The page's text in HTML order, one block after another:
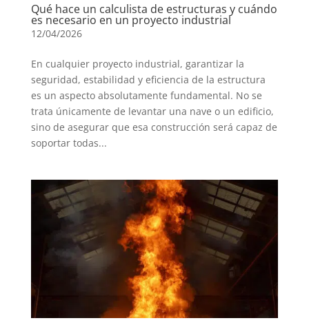
Qué hace un calculista de estructuras y cuándo
es necesario en un proyecto industrial
12/04/2026
En cualquier proyecto industrial, garantizar la
seguridad, estabilidad y eficiencia de la estructura
es un aspecto absolutamente fundamental. No se
trata únicamente de levantar una nave o un edificio,
sino de asegurar que esa construcción será capaz de
soportar todas...